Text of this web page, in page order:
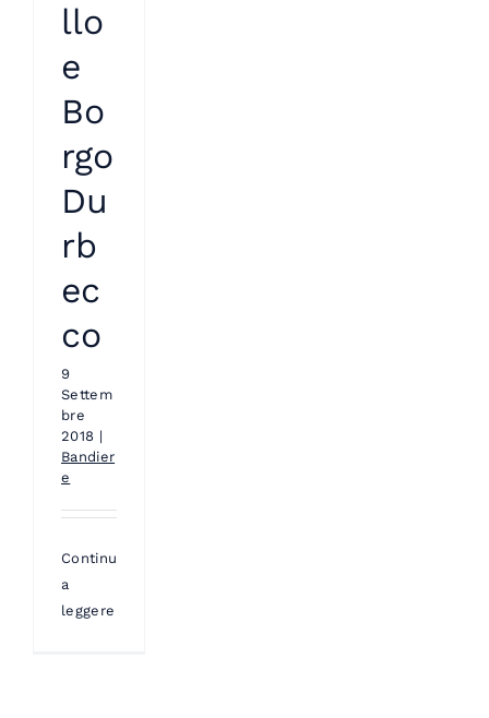
llo
e
Bo
rgo
Du
rb
ec
co
9
Settem
bre
2018 |
Bandier
e
Continua
a
leggere